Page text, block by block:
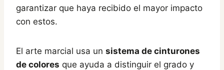
garantizar que haya recibido el mayor impacto
con estos.
El arte marcial usa un sistema de cinturones
de colores que ayuda a distinguir el grado y